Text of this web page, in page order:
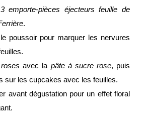
3 emporte-pièces éjecteurs feuille de
.
poussoir pour marquer les nervures
roses avec la pâte à sucre rose, puis
sur les cupcakes avec les feuilles.
avant dégustation pour un effet floral